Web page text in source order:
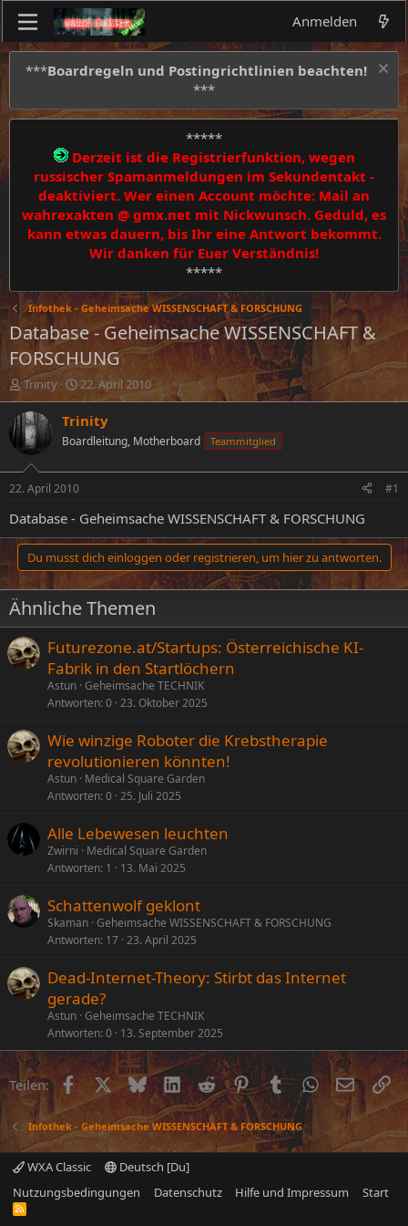
Anmelden
***Boardregeln und Postingrichtlinien beachten!
***
*****
Derzeit ist die Registrierfunktion, wegen
russischer Spamanmeldungen im Sekundentakt -
deaktiviert. Wer einen Account möchte: Mail an
wahrexakten @ gmx.net mit Nickwunsch. Geduld, es
kann etwas dauern, bis Ihr eine Antwort bekommt.
Wir danken für Euer Verständnis!
*****
Infothek - Geheimsache WISSENSCHAFT & FORSCHUNG
Database - Geheimsache WISSENSCHAFT &
FORSCHUNG
E
r
s
t
e
l
e
r
Trinity
E
r
s
e
a
22. April 2010
Trinity
Boardleitung, Motherboard Teammitglied
22. April 2010 #1
Database - Geheimsache WISSENSCHAFT & FORSCHUNG
Du musst dich einloggen oder registrieren, um hier zu antworten.
Ähnliche Themen
Futurezone.at/Startups: Österreichische KI-
Fabrik in den Startlöchern
Astun Geheimsache TECHNIK
Antworten 0 23. Oktober 2025
Wie winzige Roboter die Krebstherapie
revolutionieren könnten!
Astun Medical Square Garden
Antworten 0 25. Juli 2025
Alle Lebewesen leuchten
Zwirni
Medical Square Garden
Antworten 1 13. Mai 2025
Schattenwolf geklont
Skaman Geheimsache WISSENSCHAFT & FORSCHUNG
Antworten 17 23. April 2025
Dead-Internet-Theory: Stirbt das Internet
gerade?
Astun Geheimsache TECHNIK
Antworten 0 13. September 2025
Teilen: FacebookX (Twitter)
BlueskyLinkedIn
Reddit Pinterest
TumblrWhatsApp
E-Mail
Infothek - Geheimsache WISSENSCHAFT & FORSCHUNG
WXA Classic
Deutsch [Du]
Nutzungsbedingungen
Datenschutz Hilfe und Impressum Start
R